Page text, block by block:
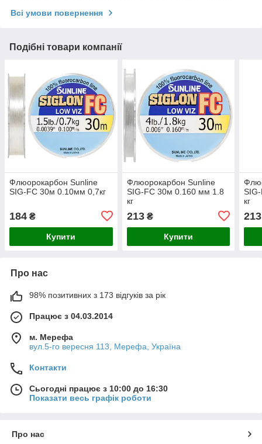
Всі умови повернення
Подібні товари компанії
Флюорокарбон Sunline
SIG-FC 30м 0.10мм 0,7кг
184 ₴
Купити
Флюорокарбон Sunline
SIG-FC 30м 0.160 мм 1.8
кг
213₴
Купити
кг
213
Про нас
98% позитивних з 173 відгуків за рік
Працює з 04.03.2014
м. Мерефа
вул.5-го вересня 113, Мерефа, Україна
Контакти
Сьогодні працює з 10:00 до 16:30
Показати весь графік роботи
Про нас